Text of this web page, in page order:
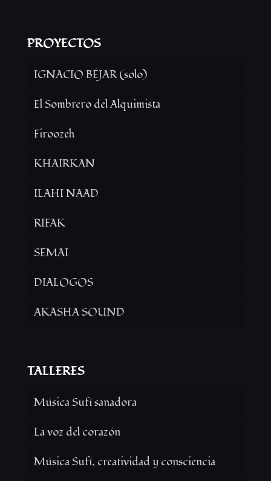
PROYECTOS
IGNACIO BÉJAR (solo)
El Sombrero del Alquimista
Firoozeh
KHAIRKAN
ILAHI NAAD
RIFAK
SEMAI
DIALOGOS
AKASHA SOUND
TALLERES
Música Sufí sanadora
La voz del corazón
Música Sufí, creatividad y consciencia